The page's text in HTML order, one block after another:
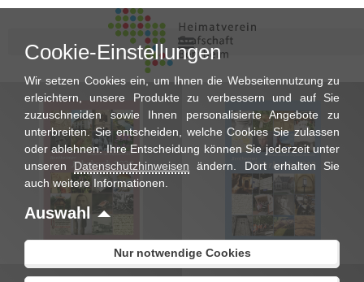
€
Cookie-Einstellungen
Wir setzen Cookies ein, um Ihnen die Webseitennutzung zu
erleichtern, unsere Produkte zu verbessern und auf Sie
zuzuschneiden sowie Ihnen personalisierte Angebote zu
unterbreiten. Sie entscheiden, welche Cookies Sie zulassen
oder ablehnen. Ihre Entscheidung können Sie jederzeit unter
unseren Datenschutzhinweisen ändern. Dort erhalten Sie
auch weitere Informationen.
Auswahl
Nur notwendige Cookies